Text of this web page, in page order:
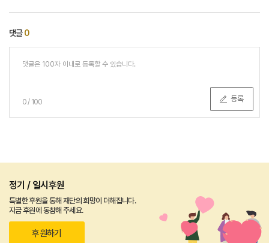
댓글0
0 / 100 등록
정기 / 일시후원
특별한 후원을 통해 재단의 희망이 더해집니다.
지금 후원에 동참해 주세요.
후원하기